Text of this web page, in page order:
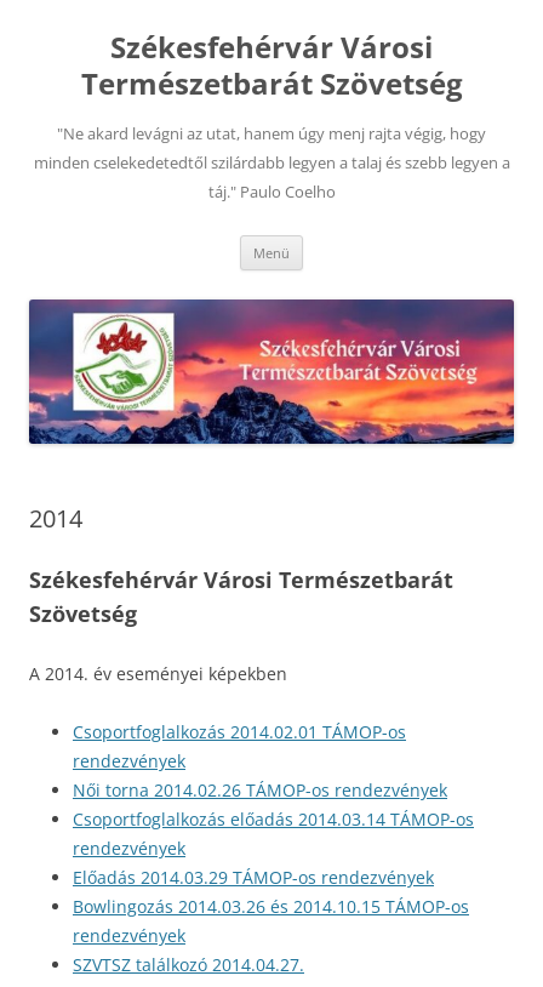
tartalombaSzékesfehérvár Városi
Természetbarát Szövetség
"Ne akard levágni az utat, hanem úgy menj rajta végig, hogy
minden cselekedetedtől szilárdabb legyen a talaj és szebb legyen a
táj." Paulo Coelho
Menü
2014
Székesfehérvár Városi Természetbarát
Szövetség
A 2014. év eseményei képekben
Csoportfoglalkozás 2014.02.01 TÁMOP-os
rendezvények
Női torna 2014.02.26 TÁMOP-os rendezvények
Csoportfoglalkozás előadás 2014.03.14 TÁMOP-os
rendezvények
Előadás 2014.03.29 TÁMOP-os rendezvények
Bowlingozás 2014.03.26 és 2014.10.15 TÁMOP-os
rendezvények
SZVTSZ találkozó 2014.04.27.